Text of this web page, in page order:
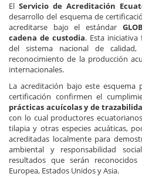
El Servicio de Acreditación
desarrollo del esquema de
acreditarse bajo el estándar
cadena de custodia. Esta
del sistema nacional de
reconocimiento de la producción
internacionales.
La acreditación bajo este
certificación confirmen el
prácticas acuícolas y de
con lo cual productores
tilapia y otras especies acuáticas,
acreditadas localmente para
ambiental y responsabilidad
resultados que serán
Europea, Estados Unidos y Asia.